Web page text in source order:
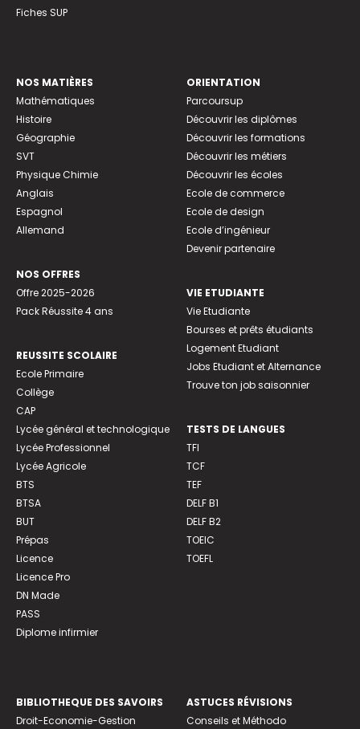
Fiches SUP
NOS MATIÈRES
Mathématiques
Histoire
Géographie
SVT
Physique Chimie
Anglais
Espagnol
Allemand
NOS OFFRES
Offre 2025-2026
Pack Réussite 4 ans
REUSSITE SCOLAIRE
Ecole Primaire
Collège
CAP
Lycée général et technologique
Lycée Professionnel
Lycée Agricole
BTS
BTSA
BUT
Prépas
Licence
Licence Pro
DN Made
PASS
Diplome infirmier
ORIENTATION
Parcoursup
Découvrir les diplômes
Découvrir les formations
Découvrir les métiers
Découvrir les écoles
Ecole de commerce
Ecole de design
Ecole d’ingénieur
Devenir partenaire
VIE ETUDIANTE
Vie Etudiante
Bourses et prêts étudiants
Logement Etudiant
Jobs Etudiant et Alternance
Trouve ton job saisonnier
TESTS DE LANGUES
TFI
TCF
TEF
DELF B1
DELF B2
TOEIC
TOEFL
BIBLIOTHEQUE DES SAVOIRS
Droit-Economie-Gestion
ASTUCES RÉVISIONS
Conseils et Méthodo